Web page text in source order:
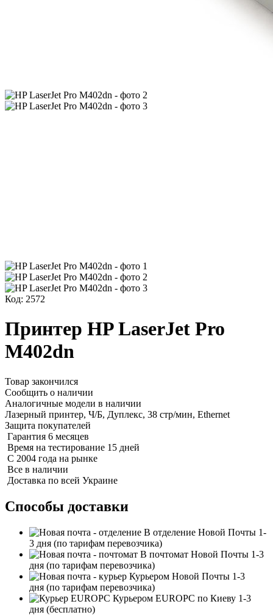
Код: 2572
Принтер HP LaserJet Pro
M402dn
Товар закончился
Сообщить о наличии
Аналогичные модели в наличии
Лазерный принтер, Ч/Б, Дуплекс, 38 стр/мин, Ethernet
Защита покупателей
Гарантия 6 месяцев
Время на тестирование 15 дней
С 2004 года на рынке
Все в наличии
Доставка по всей Украине
Способы доставки
В отделение Новой Почты 1-
3 дня (по тарифам перевозчика)
В почтомат Новой Почты 1-3
дня (по тарифам перевозчика)
Курьером Новой Почты 1-3
дня (по тарифам перевозчика)
Курьером EUROPC по Киеву 1-3
дня (бесплатно)